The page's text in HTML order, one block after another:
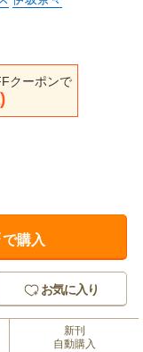
クーポンで
で購入
お気に入り
新刊
自動購入